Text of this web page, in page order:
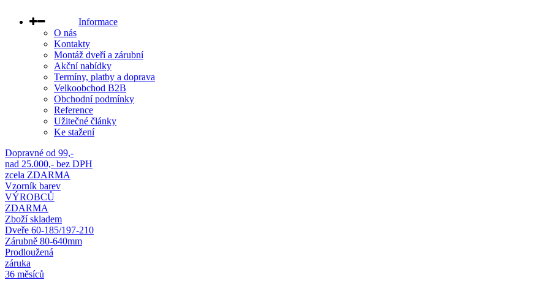
Informace
O nás
Kontakty
Montáž dveří a zárubní
Akční nabídky
Termíny, platby a doprava
Velkoobchod B2B
Obchodní podmínky
Reference
Užitečné články
Ke stažení
Dopravné od 99,-
nad 25.000,- bez DPH
zcela ZDARMA
Vzorník barev
VÝROBCŮ
ZDARMA
Zboží skladem
Dveře 60-185/197-210
Zárubně 80-640mm
Prodloužená
záruka
36 měsíců